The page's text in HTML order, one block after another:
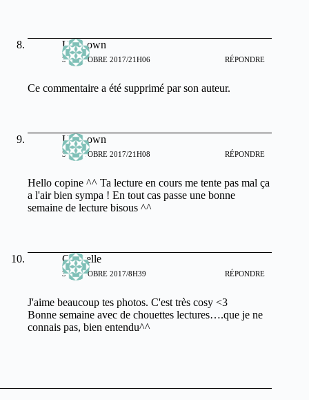
Unknown
30 OCTOBRE 2017/21H06 RÉPONDRE
Ce commentaire a été supprimé par son auteur.
Unknown
30 OCTOBRE 2017/21H08 RÉPONDRE
Hello copine ^^ Ta lecture en cours me tente pas mal ça
a l'air bien sympa ! En tout cas passe une bonne
semaine de lecture bisous ^^
Gabyelle
31 OCTOBRE 2017/8H39 RÉPONDRE
J'aime beaucoup tes photos. C'est très cosy <3
Bonne semaine avec de chouettes lectures….que je ne
connais pas, bien entendu^^